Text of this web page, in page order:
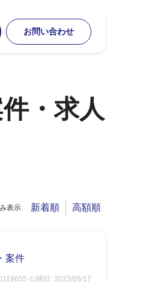
お問い合わせ
・求人
表示 新着順 高額順
案件
公開日: 2023/05/17